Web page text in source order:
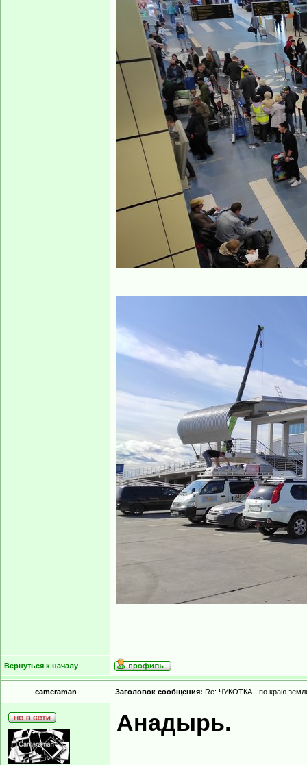
Вернуться к началу
cameraman Заголовок сообщения: Re: ЧУКОТКА - по краю
Анадырь.